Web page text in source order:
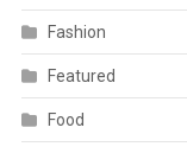
Fashion
Featured
Food